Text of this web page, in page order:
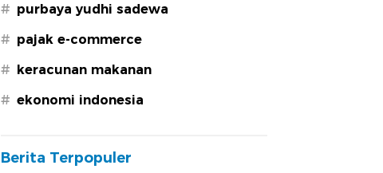
# purbaya yudhi sadewa
# pajak e-commerce
# keracunan makanan
# ekonomi indonesia
Berita Terpopuler